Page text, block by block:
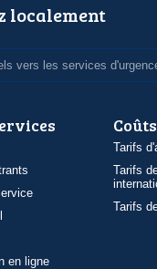
localement
vers les services
en ligne
Coûts
Tarifs
Tarifs
Tarifs